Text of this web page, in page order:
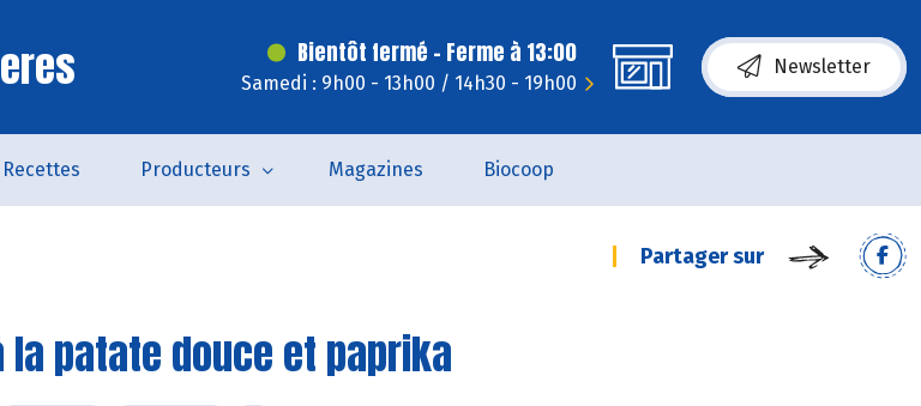
Bientôt fermé - Ferme à 13:00
Samedi : 9h00 - 13h00 / 14h30 - 19h00
Newsletter
Recettes Producteurs Magazines Biocoop
Partager sur
la patate douce et paprika